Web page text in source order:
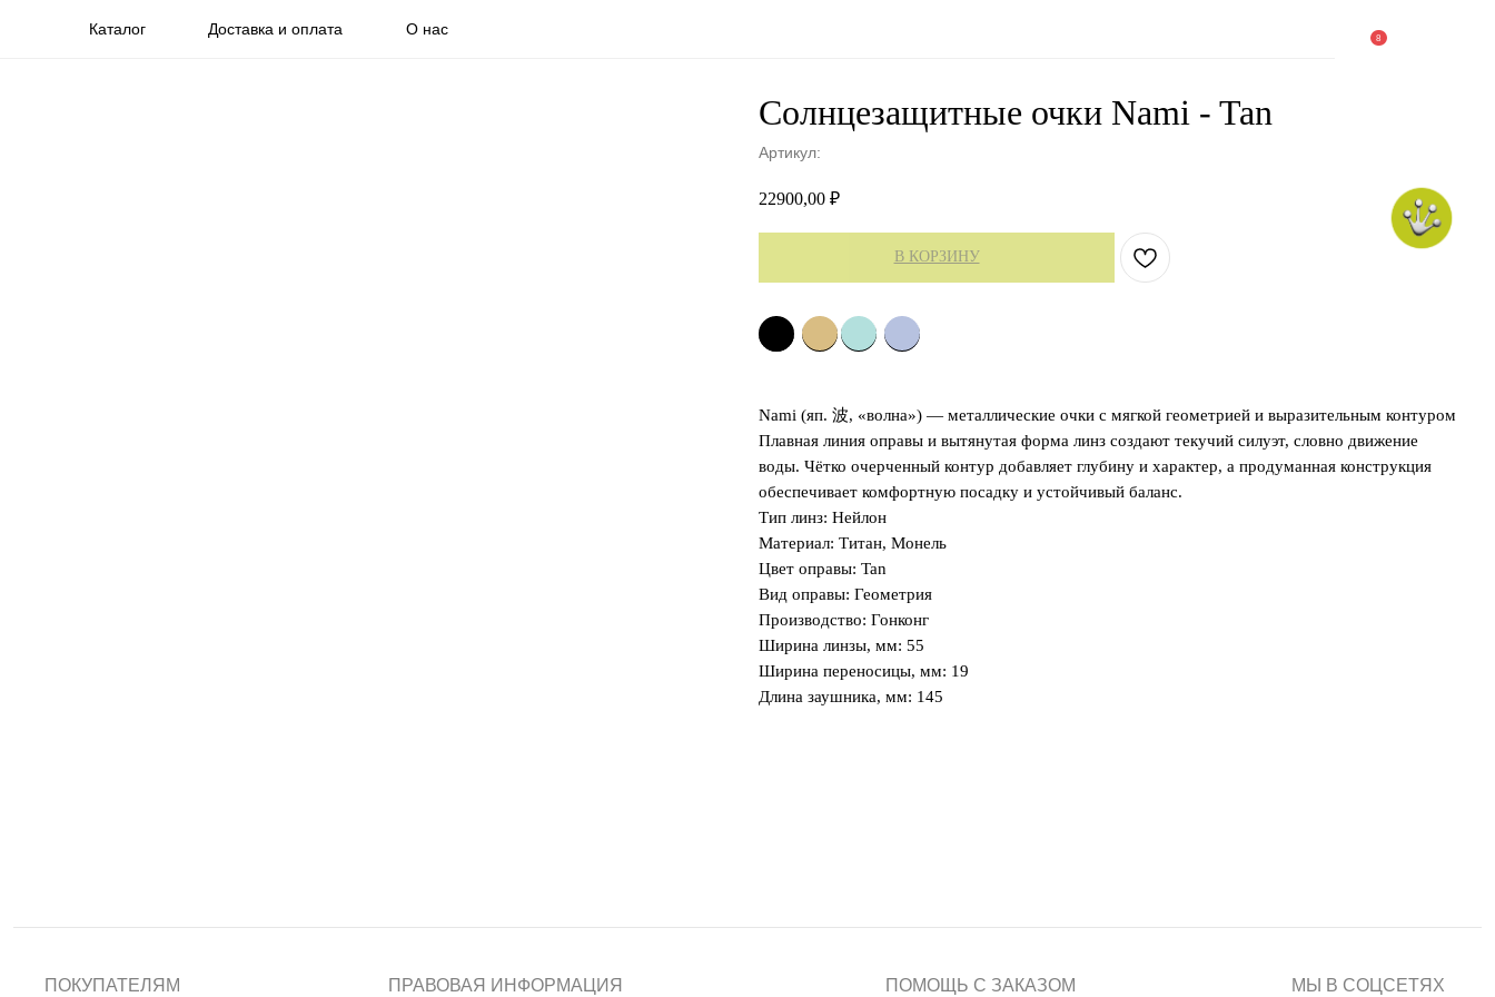
Каталог Доставка и оплата О нас
8
Солнцезащитные очки Nami - Tan
Артикул:
22900,00 ₽
В КОРЗИНУ
Nami (яп. 波, «волна») — металлические очки с мягкой геометрией и выразительным контуром
Плавная линия оправы и вытянутая форма линз создают текучий силуэт, словно движение
воды. Чётко очерченный контур добавляет глубину и характер, а продуманная конструкция
обеспечивает комфортную посадку и устойчивый баланс.
Тип линз: Нейлон
Материал: Титан, Монель
Цвет оправы: Tan
Вид оправы: Геометрия
Производство: Гонконг
Ширина линзы, мм: 55
Ширина переносицы, мм: 19
Длина заушника, мм: 145
ПОКУПАТЕЛЯМ
ПРАВОВАЯ ИНФОРМАЦИЯ
ПОМОЩЬ С ЗАКАЗОМ
МЫ В СОЦСЕТЯХ